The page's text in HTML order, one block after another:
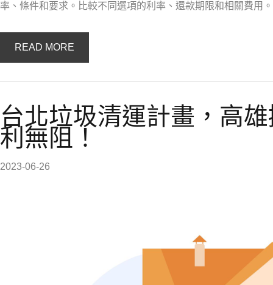
率、條件和要求。比較不同選項的利率、還款期限和相關費用。
READ MORE
台北垃圾清運計畫，高
利無阻！
2023-06-26